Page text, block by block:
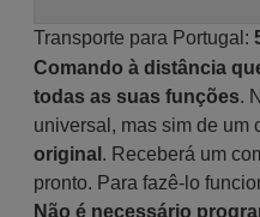
Transporte para Portugal:
Comando à distância
todas as suas funções.
universal, mas sim de um
original . Receberá um
pronto. Para fazê-lo
Não é necessário